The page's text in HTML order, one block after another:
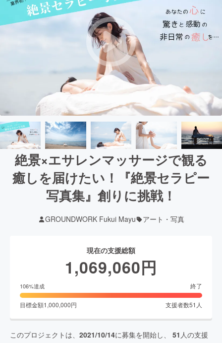
絶景×エサレンマッサージで観る
癒しを届けたい！『絶景セラピー
写真集』創りに挑戦！
GROUNDWORK Fukui Mayu アート・写真
現在の支援総額
1,069,060円
106%達成 終了
目標金額1,000,000円 支援者数51 人
このプロジェクトは、 2021/10/14に募集を開始し、 51 人の支援